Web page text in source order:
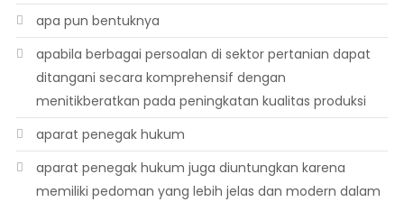
apa pun bentuknya
apabila berbagai persoalan di sektor pertanian dapat
ditangani secara komprehensif dengan
menitikberatkan pada peningkatan kualitas produksi
aparat penegak hukum
aparat penegak hukum juga diuntungkan karena
memiliki pedoman yang lebih jelas dan modern dalam